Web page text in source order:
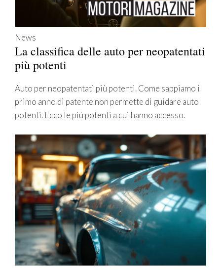
News
La classifica delle auto per neopatentati
più potenti
Auto per neopatentati più potenti. Come sappiamo il
primo anno di patente non permette di guidare auto
potenti. Ecco le più potenti a cui hanno accesso.